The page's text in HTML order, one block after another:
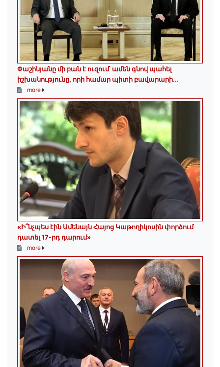
Փաշինյանը մի բան է ուզում՝ ամեն գնով պահել
իշխանությունը, որի համար պիտի բավարարի...
more
«Ի՞նչպես էին Ամենայն Հայոց Կաթողիկոսին փորձում
դատել 17-րդ դարում»
more